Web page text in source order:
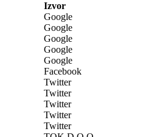
Izvor
Google
Google
Google
Google
Google
Facebook
Twitter
Twitter
Twitter
Twitter
Twitter